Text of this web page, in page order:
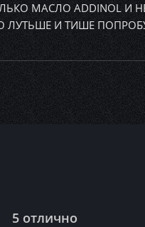
МАСЛО ADDINOL И
ЛУТЬШЕ И ТИШЕ
5 отлично